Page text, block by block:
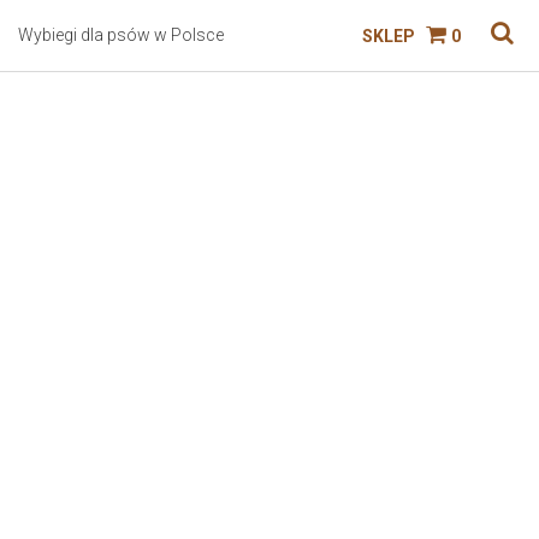
Wybiegi dla psów w Polsce SKLEP 0